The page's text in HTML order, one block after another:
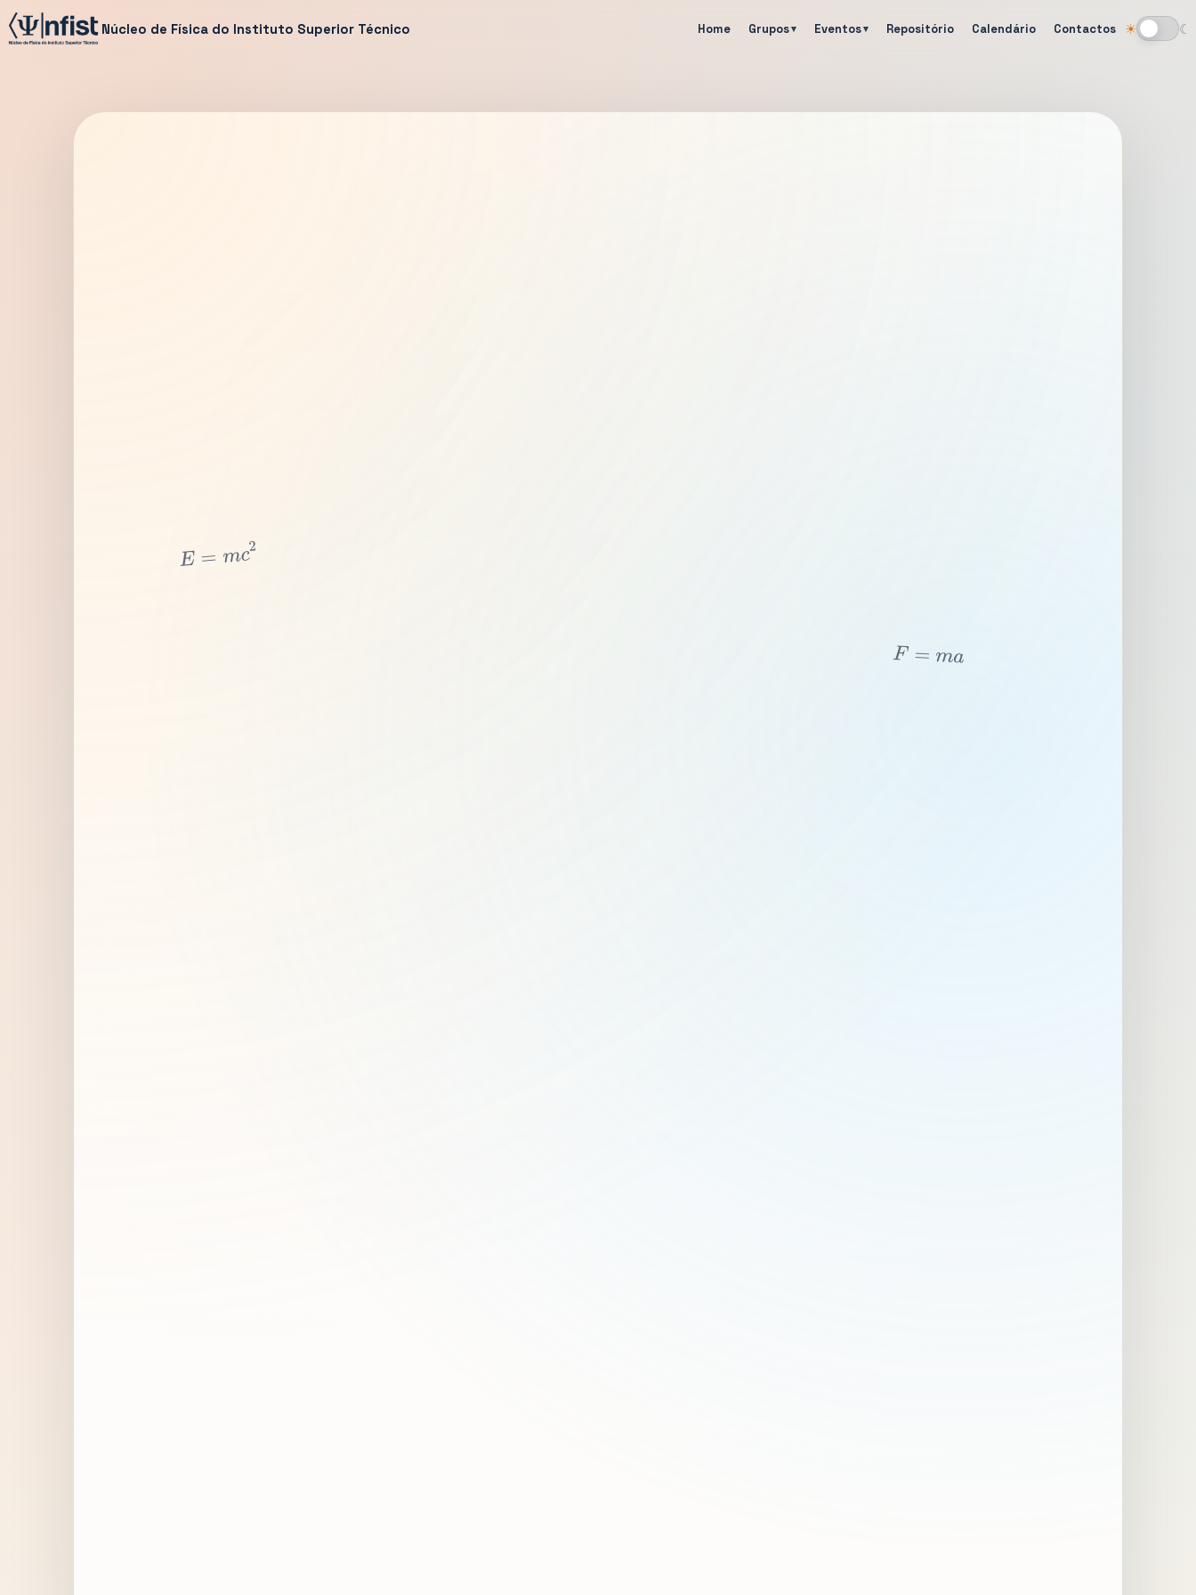
Núcleo de Física do Instituto Superior Técnico Home Grupos Eventos Repositório Calendário Contactos ☀ ☾
Alternar tema
E= 2
F =ma